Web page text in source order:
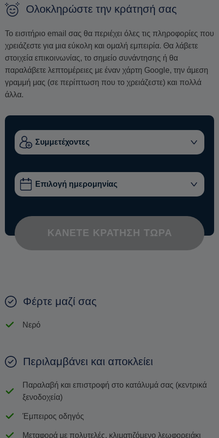
Ολοκληρώστε την κράτησή σας
Το εισιτήριο email σας θα περιέχει όλες τις πληροφορίες που
χρειάζεστε για μια εύκολη και ομαλή εμπειρία. Θα λάβετε
στοιχεία επικοινωνίας, το σημείο συνάντησης ή θα
παραλάβετε λεπτομέρειες με έναν χάρτη Google, την άμεση
γραμμή μας (σε περίπτωση που το χρειάζεστε) και πολλά
άλλα.
ΚΆΝΕΤΕ ΚΡΆΤΗΣΗ ΤΏΡΑ
Φέρτε μαζί σας
Νερό
Περιλαμβάνει και αποκλείει
Παραλαβή και επιστροφή στο κατάλυμά σας (κεντρικά
ξενοδοχεία)
Έμπειρος οδηγός
Μεταφορά με πολυτελές, κλιματιζόμενο λεωφορειάκι